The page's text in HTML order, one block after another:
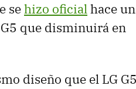
sehizo oficialhace
que disminuirá en
diseño que el LG